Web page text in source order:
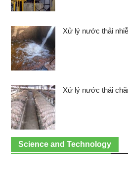
Xử lý nước thải
Xử lý nước thải
Science and Technology